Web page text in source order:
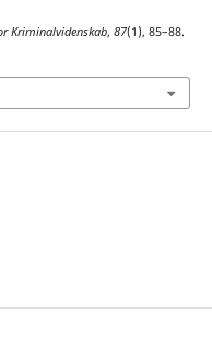
Kriminalvidenskab, 87(1), 85–88.